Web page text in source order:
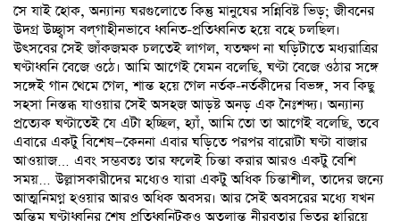
সে যাই হোক, অন্যান্য ঘরগুলোতে কিন্তু মানুষের সন্নিবিষ্ট ভিড়; জীবনের
উদগ্র উচ্ছ্বাস বল্‌গাহীনভাবে ধ্বনিত-প্রতিধ্বনিত হয়ে বহে চলছিল।
উৎসবের সেই জাঁকজমক চলতেই লাগল, যতক্ষণ না ঘড়িটাতে মধ্যরাত্রির
ঘণ্টাধ্বনি বেজে ওঠে। আমি আগেই যেমন বলেছি, ঘণ্টা বেজে ওঠার সঙ্গে
সঙ্গেই গান থেমে গেল, শান্ত হয়ে গেল নর্তক-নর্তকীদের বিভঙ্গ, সব কিছু
সহসা নিস্তব্ধ যাওয়ার সেই অসহজ আড়ষ্ট অনড় এক নৈঃশব্দ্য। অন্যান্য
প্রত্যেক ঘণ্টাতেই যে এটা হচ্ছিল, হ্যাঁ, আমি তো তা আগেই বলেছি, তবে
এবারে একটু বিশেষ—কেননা এবার ঘড়িতে পরপর বারোটা ঘণ্টা বাজার
আওয়াজ… এবং সম্ভবতঃ তার ফলেই চিন্তা করার আরও একটু বেশি
সময়… উল্লাসকারীদের মধ্যেও যারা একটু অধিক চিন্তাশীল, তাদের জন্যে
আত্মনিমগ্ন হওয়ার আরও অধিক অবসর। আর সেই অবসরের মধ্যে যখন
অন্তিম ঘণ্টাধ্বনির শেষ প্রতিধ্বনিটুকুও অতলান্ত নীরবতার ভিতর হারিয়ে